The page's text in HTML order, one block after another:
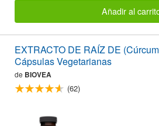
Añadir al
EXTRACTO DE RAÍZ DE
Cápsulas Vegetarianas
de BIOVEA
(62)